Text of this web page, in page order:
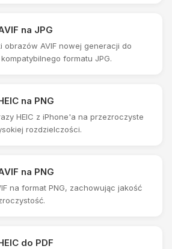
na JPG
obrazów AVIF nowej generacji do
formatu JPG.
na PNG
HEIC z iPhone'a na przezroczyste
rozdzielczości.
na PNG
na format PNG, zachowując jakość
do PDF